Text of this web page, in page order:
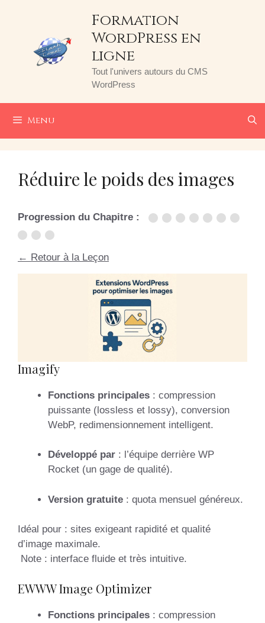
Formation
WordPress en
ligne
Tout l'univers autours du CMS
WordPress
Menu
Réduire le poids des images
Progression du Chapitre :
← Retour à la Leçon
Imagify
Fonctions principales : compression
puissante (lossless et lossy), conversion
WebP, redimensionnement intelligent.
Développé par : l’équipe derrière WP
Rocket (un gage de qualité).
Version gratuite : quota mensuel généreux.
Idéal pour : sites exigeant rapidité et qualité
d’image maximale.
Note : interface fluide et très intuitive.
EWWW Image Optimizer
Fonctions principales : compression